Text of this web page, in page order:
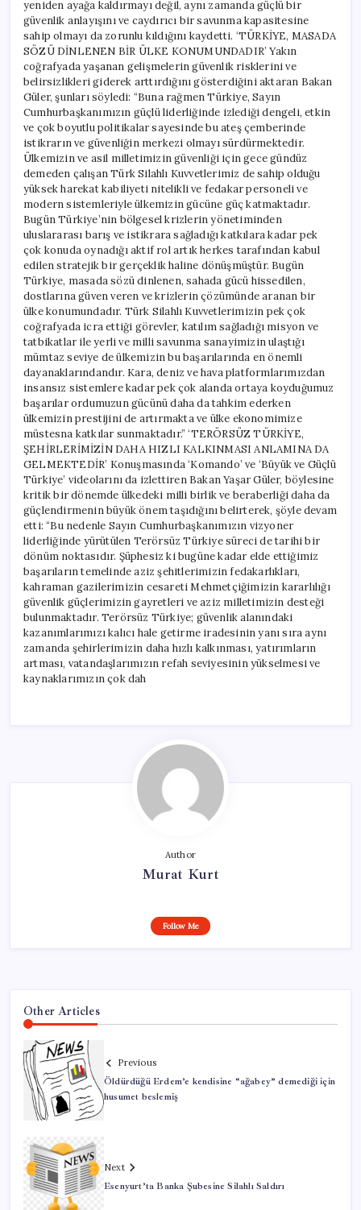
yeniden ayağa kaldırmayı değil, aynı zamanda güçlü bir
güvenlik anlayışını ve caydırıcı bir savunma kapasitesine
sahip olmayı da zorunlu kıldığını kaydetti. ‘TÜRKİYE, MASADA
SÖZÜ DİNLENEN BİR ÜLKE KONUMUNDADIR’ Yakın
coğrafyada yaşanan gelişmelerin güvenlik risklerini ve
belirsizlikleri giderek arttırdığını gösterdiğini aktaran Bakan
Güler, şunları söyledi: “Buna rağmen Türkiye, Sayın
Cumhurbaşkanımızın güçlü liderliğinde izlediği dengeli, etkin
ve çok boyutlu politikalar sayesinde bu ateş çemberinde
istikrarın ve güvenliğin merkezi olmayı sürdürmektedir.
Ülkemizin ve asil milletimizin güvenliği için gece gündüz
demeden çalışan Türk Silahlı Kuvvetlerimiz de sahip olduğu
yüksek harekat kabiliyeti nitelikli ve fedakar personeli ve
modern sistemleriyle ülkemizin gücüne güç katmaktadır.
Bugün Türkiye’nin bölgesel krizlerin yönetiminden
uluslararası barış ve istikrara sağladığı katkılara kadar pek
çok konuda oynadığı aktif rol artık herkes tarafından kabul
edilen stratejik bir gerçeklik haline dönüşmüştür. Bugün
Türkiye, masada sözü dinlenen, sahada gücü hissedilen,
dostlarına güven veren ve krizlerin çözümünde aranan bir
ülke konumundadır. Türk Silahlı Kuvvetlerimizin pek çok
coğrafyada icra ettiği görevler, katılım sağladığı misyon ve
tatbikatlar ile yerli ve milli savunma sanayimizin ulaştığı
mümtaz seviye de ülkemizin bu başarılarında en önemli
dayanaklarındandır. Kara, deniz ve hava platformlarımızdan
insansız sistemlere kadar pek çok alanda ortaya koyduğumuz
başarılar ordumuzun gücünü daha da tahkim ederken
ülkemizin prestijini de artırmakta ve ülke ekonomimize
müstesna katkılar sunmaktadır.” ‘TERÖRSÜZ TÜRKİYE,
ŞEHİRLERİMİZİN DAHA HIZLI KALKINMASI ANLAMINA DA
GELMEKTEDİR’ Konuşmasında ‘Komando’ ve ‘Büyük ve Güçlü
Türkiye’ videolarını da izlettiren Bakan Yaşar Güler, böylesine
kritik bir dönemde ülkedeki milli birlik ve beraberliği daha da
güçlendirmenin büyük önem taşıdığını belirterek, şöyle devam
etti: “Bu nedenle Sayın Cumhurbaşkanımızın vizyoner
liderliğinde yürütülen Terörsüz Türkiye süreci de tarihi bir
dönüm noktasıdır. Şüphesiz ki bugüne kadar elde ettiğimiz
başarıların temelinde aziz şehitlerimizin fedakarlıkları,
kahraman gazilerimizin cesareti Mehmetçiğimizin kararlılığı
güvenlik güçlerimizin gayretleri ve aziz milletimizin desteği
bulunmaktadır. Terörsüz Türkiye; güvenlik alanındaki
kazanımlarımızı kalıcı hale getirme iradesinin yanı sıra aynı
zamanda şehirlerimizin daha hızlı kalkınması, yatırımların
artması, vatandaşlarımızın refah seviyesinin yükselmesi ve
kaynaklarımızın çok dah
Author
Murat Kurt
Follow Me
Other Articles
Previous
Öldürdüğü Erdem’e kendisine “ağabey” demediği için
husumet beslemiş
Next
Esenyurt’ta Banka Şubesine Silahlı Saldırı